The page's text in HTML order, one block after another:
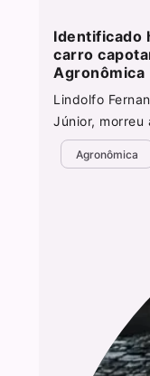
Identificado
carro
Agronômica
Lindolfo
Júnior, morreu
Agronômica